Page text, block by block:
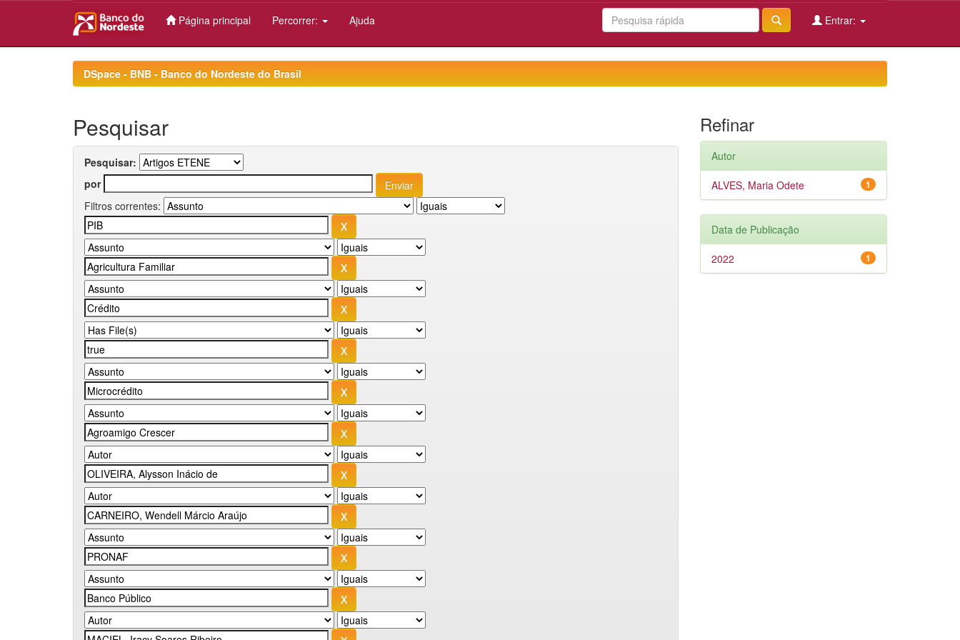
Página principal Percorrer: Ajuda Entrar:
DSpace - BNB - Banco do Nordeste do Brasil
Pesquisar
Pesquisar:
por
Filtros correntes:
Refinar
Autor
1
ALVES, Maria Odete
Data de Publicação
1
2022